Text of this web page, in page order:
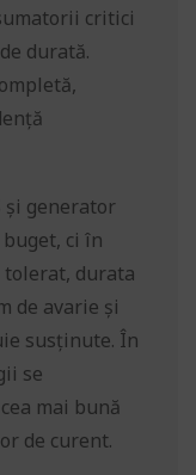
critici
durată.
și generator
ci în
durata
de avarie și
susținute. În
se
mai bună
de curent.